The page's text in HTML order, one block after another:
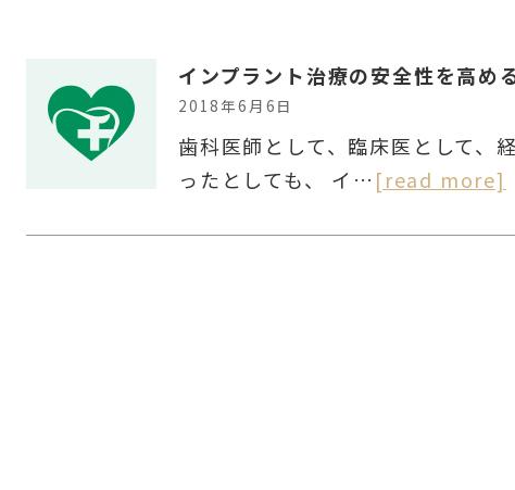
インプラント治療の安全性を高め
2018年6月6日
歯科医師として、臨床医として、
ったとしても、 イ… [read more]